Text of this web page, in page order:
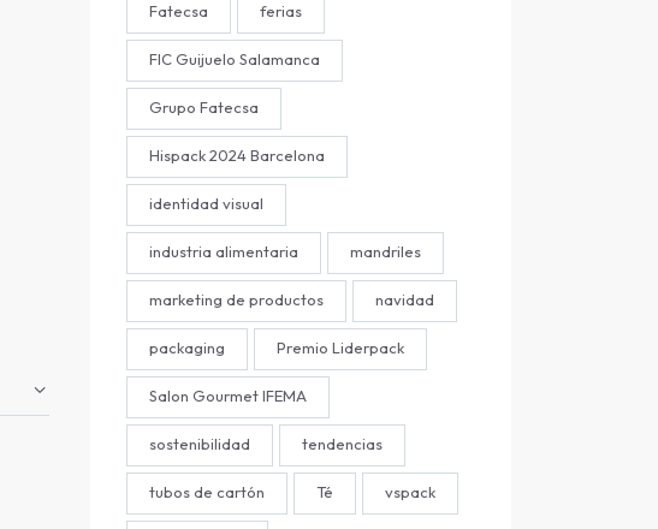
Fatecsa ferias
FIC Guijuelo Salamanca
Grupo Fatecsa
Hispack 2024 Barcelona
identidad visual
industria alimentaria mandriles
marketing de productos navidad
packaging Premio Liderpack
Salon Gourmet IFEMA
sostenibilidad tendencias
tubos de cartón Té vspack